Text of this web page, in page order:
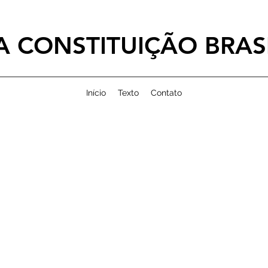
CONSTITUIÇÃO
Início Texto Contato